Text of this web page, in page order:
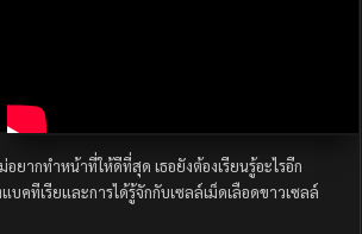
อยากทำหน้าที่ให้ดีที่สุด เธอยังต้องเรียนรู้อะไรอีก
บคทีเรียและการได้รู้จักกับเซลล์เม็ดเลือดขาวเซลล์